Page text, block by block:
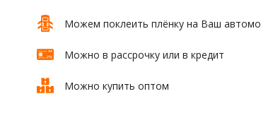
Можем поклеить плёнку на Ваш
Можно в рассрочку или в кредит
Можно купить оптом